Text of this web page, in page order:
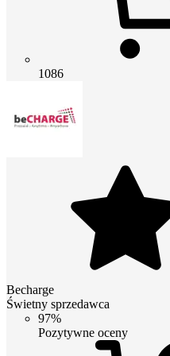
1086
Becharge
Świetny sprzedawca
97%
Pozytywne oceny